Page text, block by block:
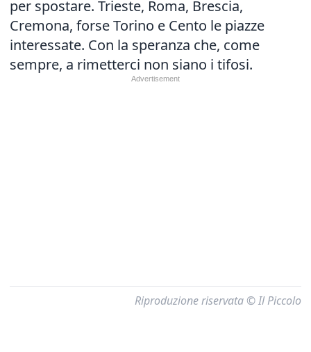
per spostare. Trieste, Roma, Brescia,
Cremona, forse Torino e Cento le piazze
interessate. Con la speranza che, come
sempre, a rimetterci non siano i tifosi.
Riproduzione riservata © Il Piccolo